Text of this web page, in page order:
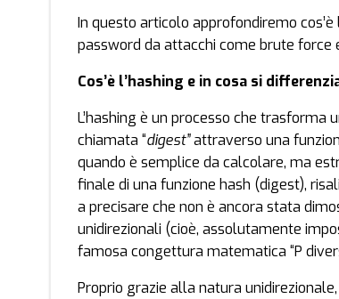
In questo articolo approfondiremo
password da attacchi come brute force
Cos’è l’hashing e in cosa si
L’hashing è un processo che
chiamata “digest”attraverso una
quando è semplice da calcolare, ma
finale di una funzione hash (digest),
a precisare che non è ancora stata
unidirezionali (cioè, assolutamente
famosa congettura matematica “P
Proprio grazie alla natura